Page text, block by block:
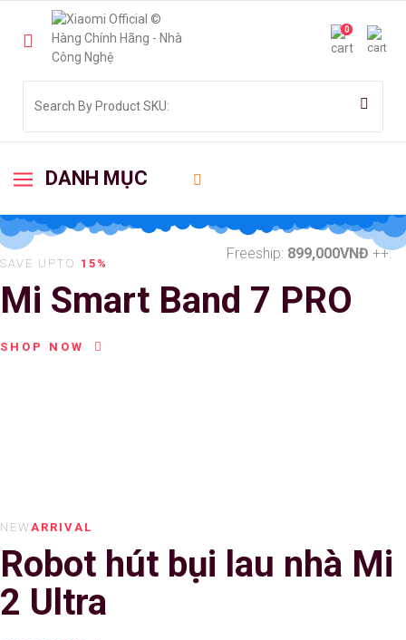
0
DANH MỤC
Freeship: 899,000VNĐ ++.
SAVE UPTO 15%
Mi Smart Band 7 PRO
SHOP NOW
NEW ARRIVAL
Robot hút bụi lau nhà Mi
2 Ultra